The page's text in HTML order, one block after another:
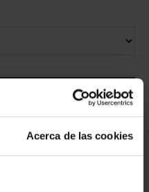
Acerca de las cookies